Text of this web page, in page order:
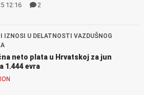
12:16 2
IZNOSI U DELATNOSTI VAZDUŠNOG
neto plata u Hrvatskoj za jun
1.444 evra